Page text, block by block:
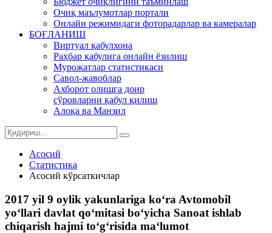
Очиқ маълумотлар портали
Онлайн режимидаги фоторадарлар ва камералар
БОҒЛАНИШ
Виртуал қабулхона
Раҳбар қабулига онлайн ёзилиш
Мурожатлар статистикаси
Савол-жавоблар
Ахборот олишга доир
сўровларни қабул қилиш
Алоқа ва Манзил
Асосий
Статистика
Асосий кўрсаткичлар
2017 yil 9 oylik yakunlariga ko‘ra Avtomobil
yo‘llari davlat qo‘mitasi bo‘yicha Sanoat ishlab
chiqarish hajmi to‘g‘risida ma‘lumot